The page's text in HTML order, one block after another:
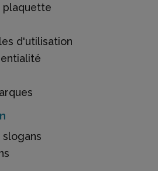
plaquette
d'utilisation